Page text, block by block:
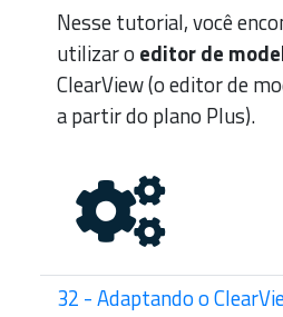
Nesse tutorial, você
utilizar o editor de
ClearView (o editor de
a partir do plano Plus).
32 - Adaptando o